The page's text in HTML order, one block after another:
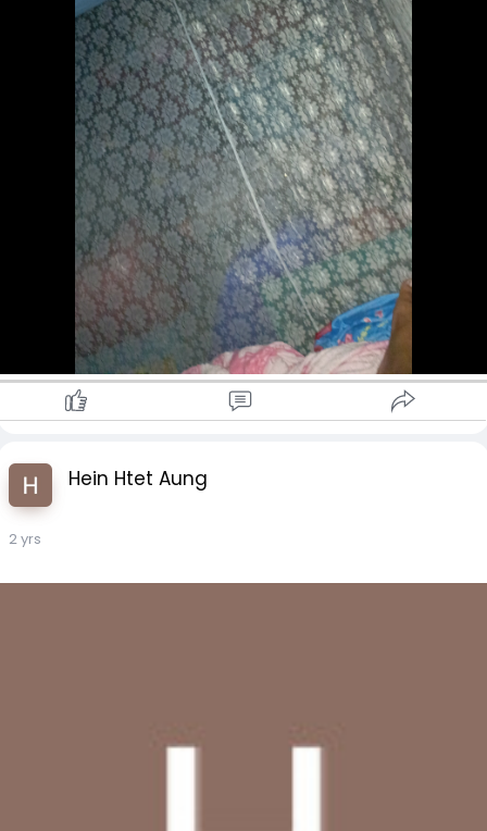
Hein Htet Aung
2 yrs